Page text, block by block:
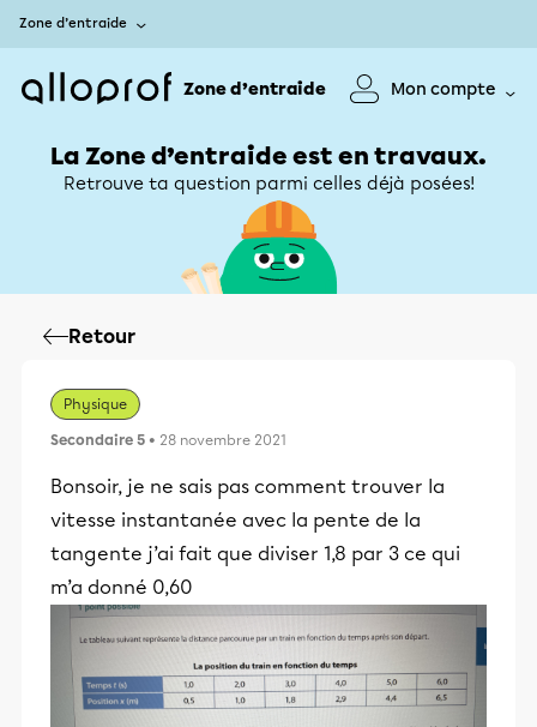
Zone d’entraide
Zone d’entraide Mon compte
La Zone d’entraide est en travaux.
Retrouve ta question parmi celles déjà posées!
Retour
Physique
Secondaire 5 • 28 novembre 2021
Bonsoir, je ne sais pas comment trouver la
vitesse instantanée avec la pente de la
tangente j’ai fait que diviser 1,8 par 3 ce qui
m’a donné 0,60